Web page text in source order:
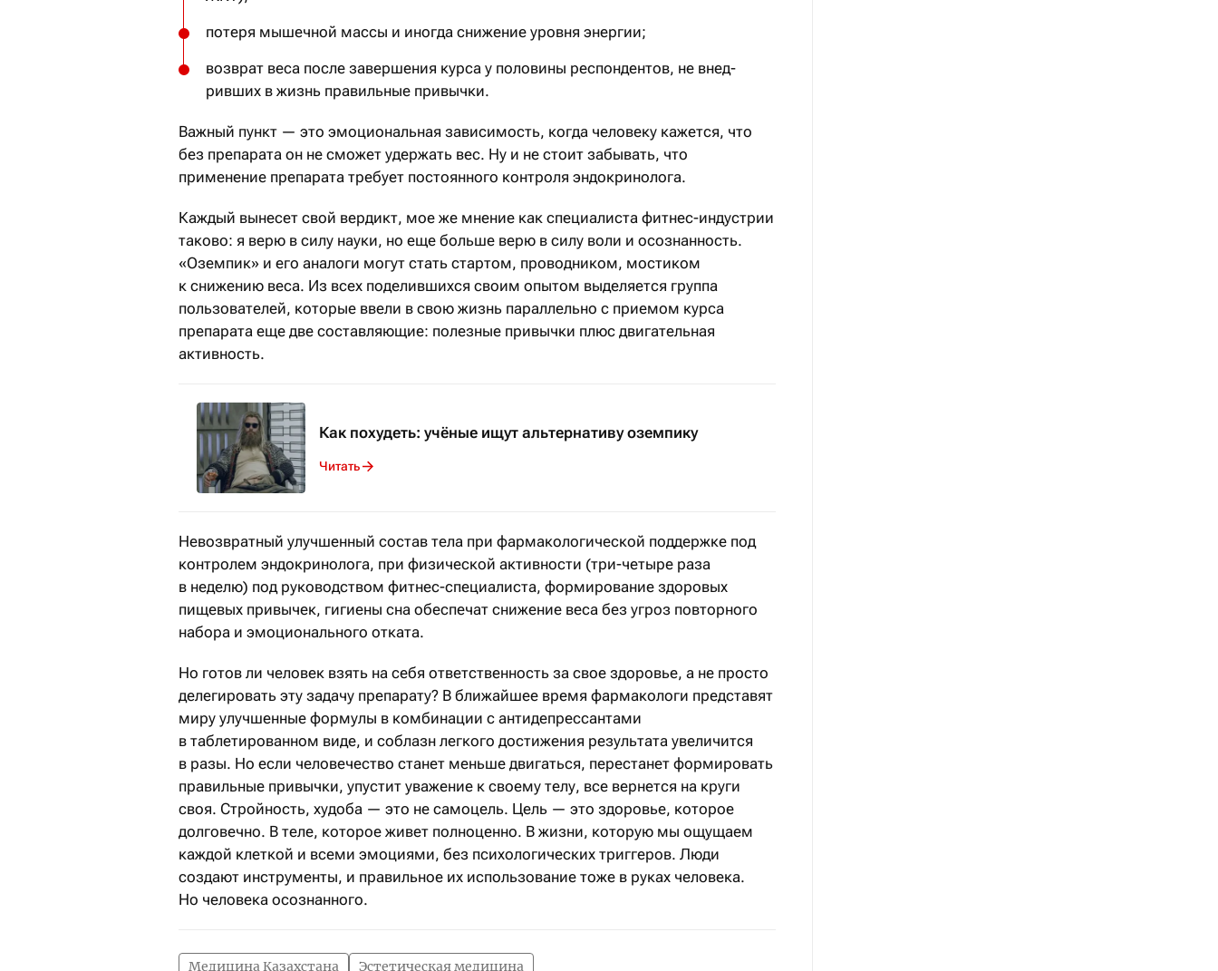
потеря мышечной массы и иногда снижение уровня энергии;
возврат веса после завершения курса у половины респондентов, не внед­
ривших в жизнь правильные привычки.
Важный пункт — это эмоциональная зависимость, когда человеку кажется, что
без препарата он не сможет удержать вес. Ну и не стоит забывать, что
применение препарата требует постоянного контроля эндокринолога.
Каждый вынесет свой вердикт, мое же мнение как специалиста фитнес-индустрии
таково: я верю в силу науки, но еще больше верю в силу воли и осознанность.
«Оземпик» и его аналоги могут стать стартом, проводником, мостиком
к снижению веса. Из всех поделившихся своим опытом выделяется группа
пользователей, которые ввели в свою жизнь параллельно с приемом курса
препарата еще две составляющие: полезные привычки плюс двигательная
активность.
Как похудеть: учёные ищут альтернативу оземпику
Читать
Невозвратный улучшенный состав тела при фармакологической поддержке под
контролем эндокринолога, при физической активности (три-четыре раза
в неделю) под руководством фитнес-специалиста, формирование здоровых
пищевых привычек, гигиены сна обеспечат снижение веса без угроз повторного
набора и эмоционального отката.
Но готов ли человек взять на себя ответственность за свое здоровье, а не просто
делегировать эту задачу препарату? В ближайшее время фармакологи представят
миру улучшенные формулы в комбинации с антидепрессантами
в таблетированном виде, и соблазн легкого достижения результата увеличится
в разы. Но если человечество станет меньше двигаться, перестанет формировать
правильные привычки, упустит уважение к своему телу, все вернется на круги
своя. Стройность, худоба — это не самоцель. Цель — это здоровье, которое
долговечно. В теле, которое живет полноценно. В жизни, которую мы ощущаем
каждой клеткой и всеми эмоциями, без психологических триггеров. Люди
создают инструменты, и правильное их использование тоже в руках человека.
Но человека осознанного.
Медицина Казахстана Эстетическая медицина